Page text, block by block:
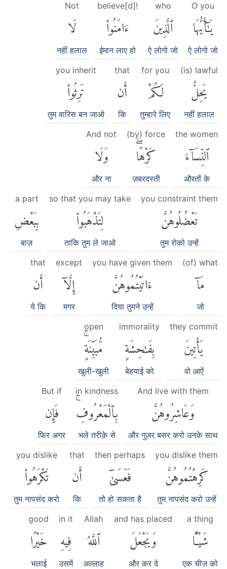
O you
يَٰٓأَيُّهَا
ऐ लोगो जो
who
ٱلَّذِينَ
ऐ लोगो जो
believe[d]!
ءَامَنُوا۟
ईमान लाए हो
Not
لَا
नहीं हलाल
(is) lawful
يَحِلُّ
नहीं हलाल
for you
لَكُمْ
तुम्हारे लिए
that
أَن
कि
you inherit
تَرِثُوا۟
तुम वारिस बन जाओ
the women
ٱلنِّسَآءَ
औरतों के
(by) force
كَرْهًاۖ
ज़बरदस्ती
And not
وَلَا
और ना
you constraint them
تَعْضُلُوهُنَّ
तुम रोको उन्हें
so that you may take
لِتَذْهَبُوا۟
ताकि तुम ले जाओ
a part
بِبَعْضِ
बाज़
(of) what
مَآ
जो
you have given them
ءَاتَيْتُمُوهُنَّ
दिया तुमने उन्हें
except
إِلَّآ
मगर
that
أَن
ये कि
they commit
يَأْتِينَ
वो आऐं
immorality
بِفَٰحِشَةٍ
बेहयाई को
open
مُّبَيِّنَةٍۚ
खुली-खुली
And live with them
وَعَاشِرُوهُنَّ
और गुज़र बसर करो उनके साथ
in kindness
بِٱلْمَعْرُوفِۚ
भले तरीक़े से
But if
فَإِن
फिर अगर
you dislike them
كَرِهْتُمُوهُنَّ
तुम नापसंद करो उन्हें
then perhaps
فَعَسَىٰٓ
तो हो सकता है
that
أَن
कि
you dislike
تَكْرَهُوا۟
तुम नापसंद करो
a thing
شَيْـًٔا
एक चीज़ को
and has placed
وَيَجْعَلَ
और कर दे
Allah
ٱللَّهُ
अल्लाह
in it
فِيهِ
उसमें
good
خَيْرًا
भलाई